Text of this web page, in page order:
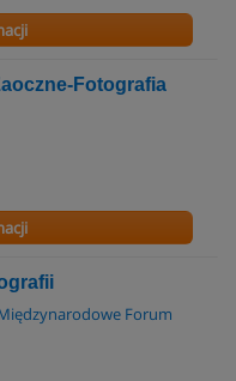
Fotografia
Forum